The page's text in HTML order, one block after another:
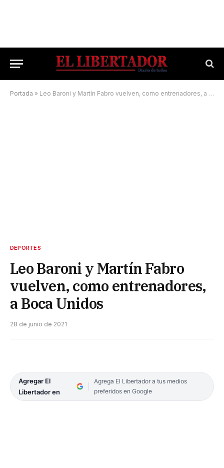
Portada » Leo Baroni y Martín Fabro vuelven, como entrenadores, a Boca Unidos
DEPORTES
Leo Baroni y Martín Fabro
vuelven, como entrenadores,
a Boca Unidos
28 de junio de 2021
Agregar El
Libertador en
Agrega El Libertador a tus medios
preferidos en Google